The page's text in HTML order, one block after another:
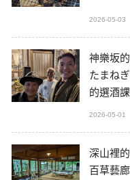
2026-05-03
神樂坂
たまね
的選酒課
2026-05-01
深山裡
百草藝